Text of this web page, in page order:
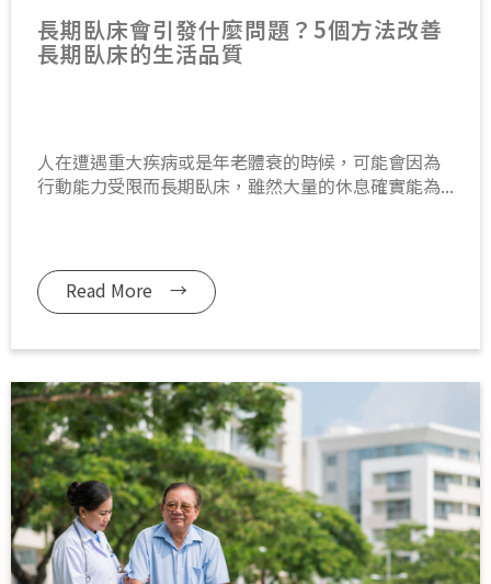
長期臥床會引發什麼問題？5個方法改善
長期臥床的生活品質
人在遭遇重大疾病或是年老體衰的時候，可能會因為
行動能力受限而長期臥床，雖然大量的休息確實能為...
Read More →